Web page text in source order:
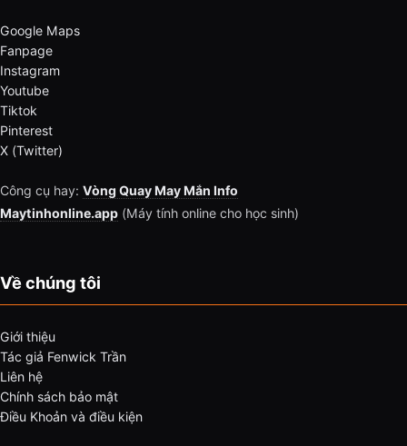
Google Maps
Fanpage
Instagram
Youtube
Tiktok
Pinterest
X (Twitter)
Công cụ hay: Vòng Quay May Mắn Info
Maytinhonline.app (Máy tính online cho học sinh)
Về chúng tôi
Giới thiệu
Tác giả Fenwick Trần
Liên hệ
Chính sách bảo mật
Điều Khoản và điều kiện